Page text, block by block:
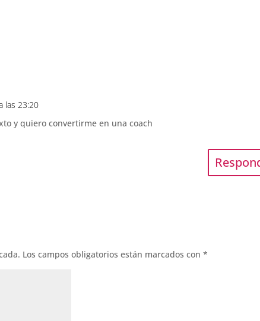
las 23:20
y quiero convertirme en una coach
Los campos obligatorios están marcados con*